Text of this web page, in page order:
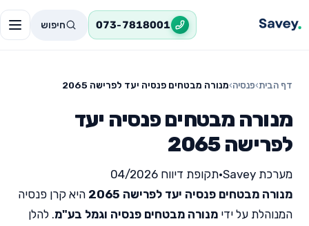
073-7818001 חיפוש
דף הבית›פנסיה›מנורה מבטחים פנסיה יעד לפרישה 2065
מנורה מבטחים פנסיה יעד
לפרישה 2065
מערכת Savey •תקופת דיווח 04/2026
מנורה מבטחים פנסיה יעד לפרישה 2065
היא קרן פנסיה
המנוהלת על ידי מנורה מבטחים פנסיה וגמל בע"מ. להלן